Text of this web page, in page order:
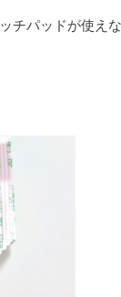
チパッドが使え